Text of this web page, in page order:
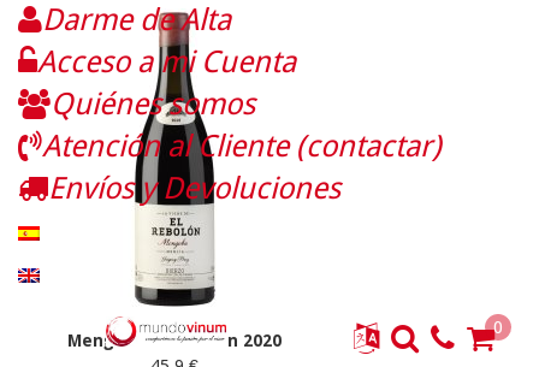
Mengoba El Rebolón 2020
Darme de Alta
Acceso a mi Cuenta
Quiénes somos
Atención al Cliente (contactar)
Envíos y Devoluciones
0